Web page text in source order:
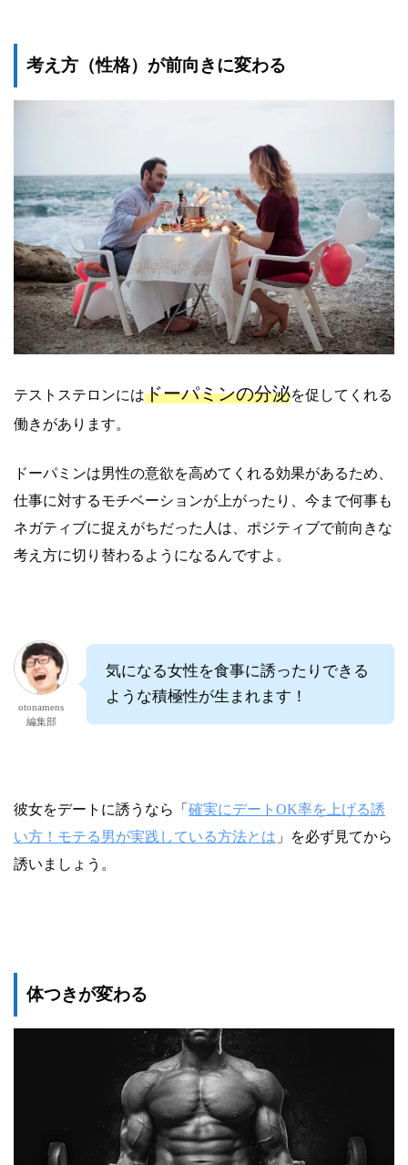
考え方（性格）が前向きに変わる
テストステロンにはドーパミンの分泌を促してくれる
働きがあります。
ドーパミンは男性の意欲を高めてくれる効果があるため、
仕事に対するモチベーションが上がったり、今まで何事も
ネガティブに捉えがちだった人は、ポジティブで前向きな
考え方に切り替わるようになるんですよ。
otonamens
編集部
気になる女性を食事に誘ったりできる
ような積極性が生まれます！
彼女をデートに誘うなら「 確実にデートOK率を上げる誘
い方！モテる男が実践している方法とは 」を必ず見てから
誘いましょう。
体つきが変わる